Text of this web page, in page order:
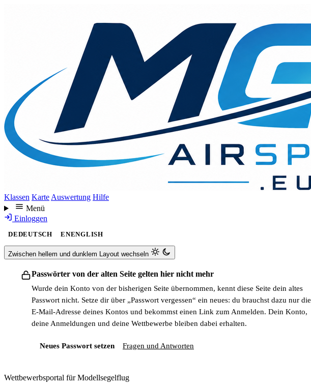
Klassen Karte Auswertung Hilfe
Menü
Einloggen
DEDEUTSCH ENENGLISH
Zwischen hellem und dunklem Layout wechseln
Passwörter von der alten Seite gelten hier nicht mehr
Wurde dein Konto von der bisherigen Seite übernommen, kennt diese Seite dein altes
Passwort nicht. Setze dir über „Passwort vergessen“ ein neues: du brauchst dazu nur die
E-Mail-Adresse deines Kontos und bekommst einen Link zum Anmelden. Dein Konto,
deine Anmeldungen und deine Wettbewerbe bleiben dabei erhalten.
Neues Passwort setzen Fragen und Antworten
Wettbewerbsportal für Modellsegelflug